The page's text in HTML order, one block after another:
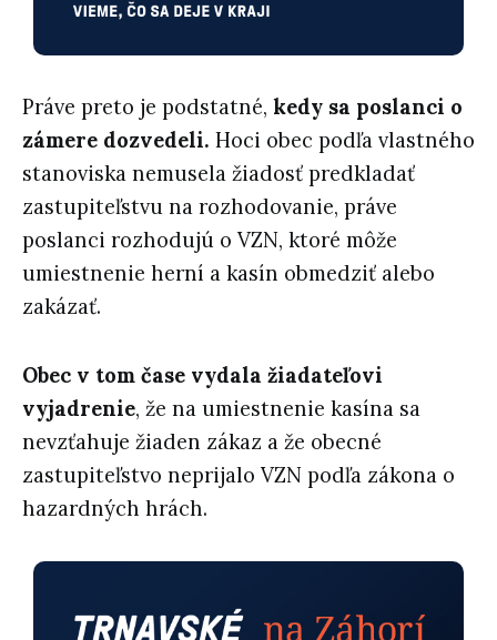
Práve preto je podstatné, kedy sa poslanci o
zámere dozvedeli. Hoci obec podľa vlastného
stanoviska nemusela žiadosť predkladať
zastupiteľstvu na rozhodovanie, práve
poslanci rozhodujú o VZN, ktoré môže
umiestnenie herní a kasín obmedziť alebo
zakázať.
Obec v tom čase vydala žiadateľovi
vyjadrenie, že na umiestnenie kasína sa
nevzťahuje žiaden zákaz a že obecné
zastupiteľstvo neprijalo VZN podľa zákona o
hazardných hrách.